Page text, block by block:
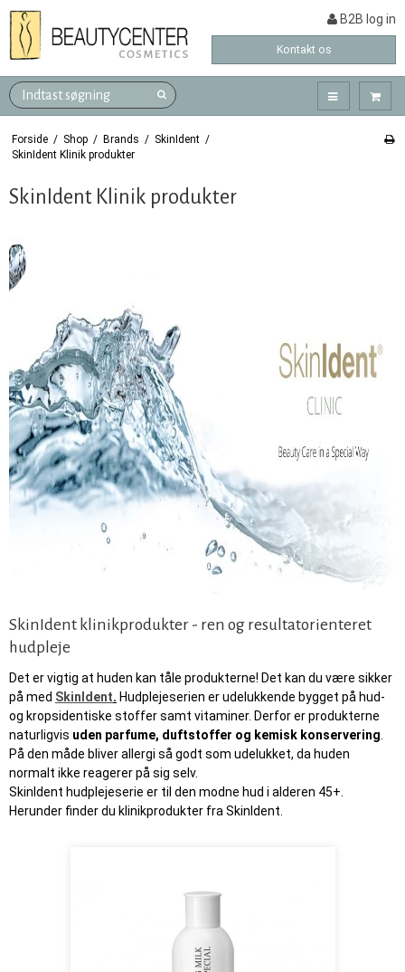
B2B log in
Kontakt os
Forside / Shop / Brands / SkinIdent /
SkinIdent Klinik produkter
SkinIdent Klinik produkter
SkinIdent klinikprodukter - ren og resultatorienteret
hudpleje
Det er vigtig at huden kan tåle produkterne! Det kan du være sikker
på med SkinIdent. Hudplejeserien er udelukkende bygget på hud-
og kropsidentiske stoffer samt vitaminer. Derfor er produkterne
naturligvis uden parfume, duftstoffer og kemisk konservering.
På den måde bliver allergi så godt som udelukket, da huden
normalt ikke reagerer på sig selv.
SkinIdent hudplejeserie er til den modne hud i alderen 45+.
Herunder finder du klinikprodukter fra SkinIdent.